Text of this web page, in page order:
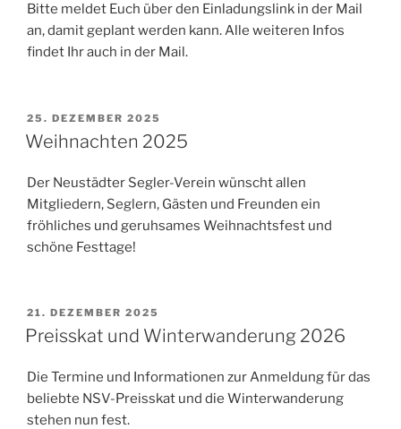
Bitte meldet Euch über den Einladungslink in der Mail
an, damit geplant werden kann. Alle weiteren Infos
findet Ihr auch in der Mail.
VERÖFFENTLICHT
AM
25. DEZEMBER 2025
Weihnachten 2025
Der Neustädter Segler-Verein wünscht allen
Mitgliedern, Seglern, Gästen und Freunden ein
fröhliches und geruhsames Weihnachtsfest und
schöne Festtage!
VERÖFFENTLICHT
AM
21. DEZEMBER 2025
Preisskat und Winterwanderung 2026
Die Termine und Informationen zur Anmeldung für das
beliebte NSV-Preisskat und die Winterwanderung
stehen nun fest.